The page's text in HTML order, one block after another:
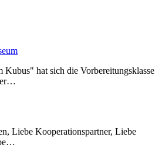
hat sich die Vorbereitungsklasse
Liebe Kooperationspartner, Liebe